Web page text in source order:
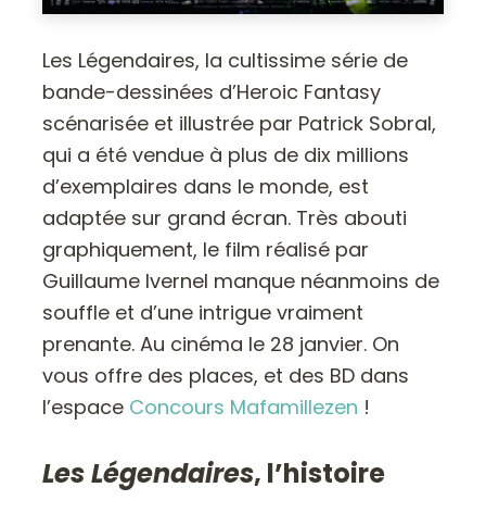
Les Légendaires, la cultissime série de
bande-dessinées d’Heroic Fantasy
scénarisée et illustrée par Patrick Sobral,
qui a été vendue à plus de dix millions
d’exemplaires dans le monde, est
adaptée sur grand écran. Très abouti
graphiquement, le film réalisé par
Guillaume Ivernel manque néanmoins de
souffle et d’une intrigue vraiment
prenante. Au cinéma le 28 janvier. On
vous offre des places, et des BD dans
l’espace Concours Mafamillezen !
Les Légendaires, l’histoire